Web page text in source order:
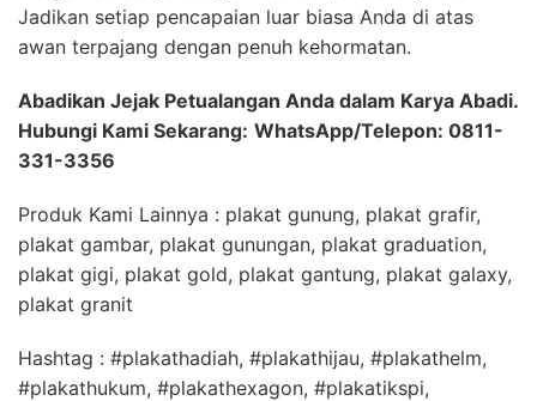
Jadikan setiap pencapaian luar biasa Anda di atas
awan terpajang dengan penuh kehormatan.
Abadikan Jejak Petualangan Anda dalam Karya Abadi.
Hubungi Kami Sekarang: WhatsApp/Telepon: 0811-
331-3356
Produk Kami Lainnya : plakat gunung, plakat grafir,
plakat gambar, plakat gunungan, plakat graduation,
plakat gigi, plakat gold, plakat gantung, plakat galaxy,
plakat granit
Hashtag : #plakathadiah, #plakathijau, #plakathelm,
#plakathukum, #plakathexagon, #plakatikspi,